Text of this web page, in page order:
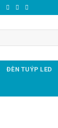
ĐÈN TUÝP LED